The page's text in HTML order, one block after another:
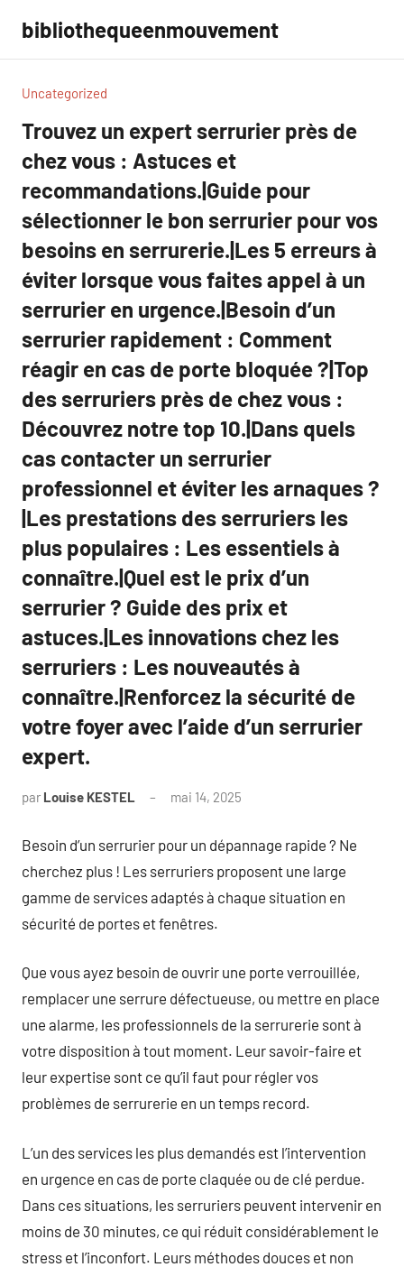
contenu
bibliothequeenmouvement
Uncategorized
Trouvez un expert serrurier près de
chez vous : Astuces et
recommandations.|Guide pour
sélectionner le bon serrurier pour vos
besoins en serrurerie.|Les 5 erreurs à
éviter lorsque vous faites appel à un
serrurier en urgence.|Besoin d’un
serrurier rapidement : Comment
réagir en cas de porte bloquée ?|Top
des serruriers près de chez vous :
Découvrez notre top 10.|Dans quels
cas contacter un serrurier
professionnel et éviter les arnaques ?
|Les prestations des serruriers les
plus populaires : Les essentiels à
connaître.|Quel est le prix d’un
serrurier ? Guide des prix et
astuces.|Les innovations chez les
serruriers : Les nouveautés à
connaître.|Renforcez la sécurité de
votre foyer avec l’aide d’un serrurier
expert.
par Louise KESTEL mai 14, 2025
Besoin d’un serrurier pour un dépannage rapide ? Ne
cherchez plus ! Les serruriers proposent une large
gamme de services adaptés à chaque situation en
sécurité de portes et fenêtres.
Que vous ayez besoin de ouvrir une porte verrouillée,
remplacer une serrure défectueuse, ou mettre en place
une alarme, les professionnels de la serrurerie sont à
votre disposition à tout moment. Leur savoir-faire et
leur expertise sont ce qu’il faut pour régler vos
problèmes de serrurerie en un temps record.
L’un des services les plus demandés est l’intervention
en urgence en cas de porte claquée ou de clé perdue.
Dans ces situations, les serruriers peuvent intervenir en
moins de 30 minutes, ce qui réduit considérablement le
stress et l’inconfort. Leurs méthodes douces et non